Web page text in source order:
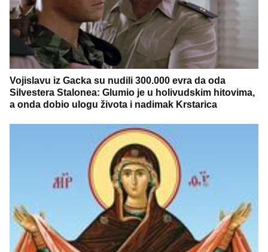
Vojislavu iz Gacka su nudili 300.000 evra da oda
Silvestera Stalonea: Glumio je u holivudskim hitovima,
a onda dobio ulogu života i nadimak Krstarica